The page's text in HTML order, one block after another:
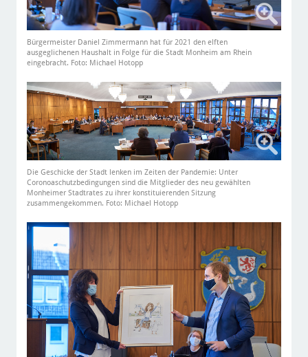
Bürgermeister Daniel Zimmermann hat für 2021 den elften
ausgeglichenen Haushalt in Folge für die Stadt Monheim am Rhein
eingebracht. Foto: Michael Hotopp
Die Geschicke der Stadt lenken im Zeiten der Pandemie: Unter
Coronoaschutzbedingungen sind die Mitglieder des neu gewählten
Monheimer Stadtrates zu ihrer konstituierenden Sitzung
zusammengekommen. Foto: Michael Hotopp